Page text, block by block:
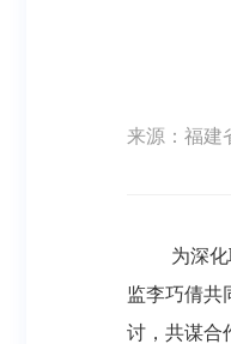
来源：福建
为深
监李巧倩共
讨，共谋合